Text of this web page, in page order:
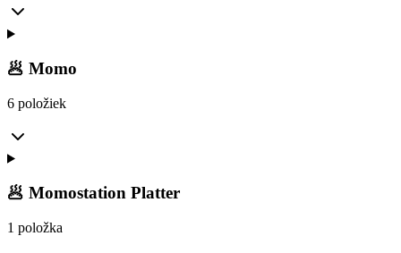
🥟 Momo
6 položiek
🥟 Momostation Platter
1 položka